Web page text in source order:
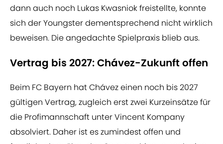
dann auch noch Lukas Kwasniok freistellte, konnte
sich der Youngster dementsprechend nicht wirklich
beweisen. Die angedachte Spielpraxis blieb aus.
Vertrag bis 2027: Chávez-Zukunft offen
Beim FC Bayern hat Chávez einen noch bis 2027
gültigen Vertrag, zugleich erst zwei Kurzeinsätze für
die Profimannschaft unter Vincent Kompany
absolviert. Daher ist es zumindest offen und